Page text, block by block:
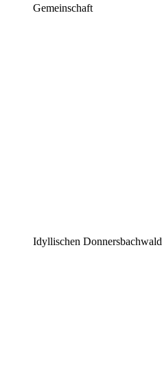
Gemeinschaft
Idyllischen Donnersbachwald